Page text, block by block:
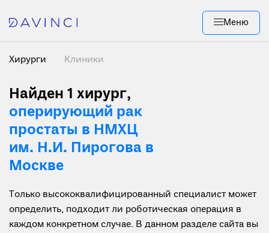
Меню
Хирурги Клиники
Найден 1 хирург,
оперирующий рак
простаты в НМХЦ
им. Н.И. Пирогова в
Москве
Только высококвалифицированный специалист может
определить, подходит ли роботическая операция в
каждом конкретном случае. В данном разделе сайта вы